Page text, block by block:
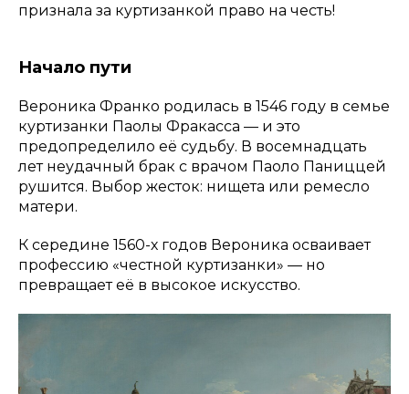
признала за куртизанкой право на честь!
Начало пути
Вероника Франко родилась в 1546 году в семье
куртизанки Паолы Фракасса — и это
предопределило её судьбу. В восемнадцать
лет неудачный брак с врачом Паоло Паниццей
рушится. Выбор жесток: нищета или ремесло
матери.
К середине 1560-х годов Вероника осваивает
профессию «честной куртизанки» — но
превращает её в высокое искусство.